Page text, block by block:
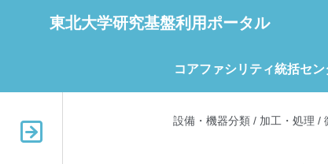
東北大学研究基盤利用ポータル
コアファシリティ統括セ
設備・機器分類 / 加工・処理 /